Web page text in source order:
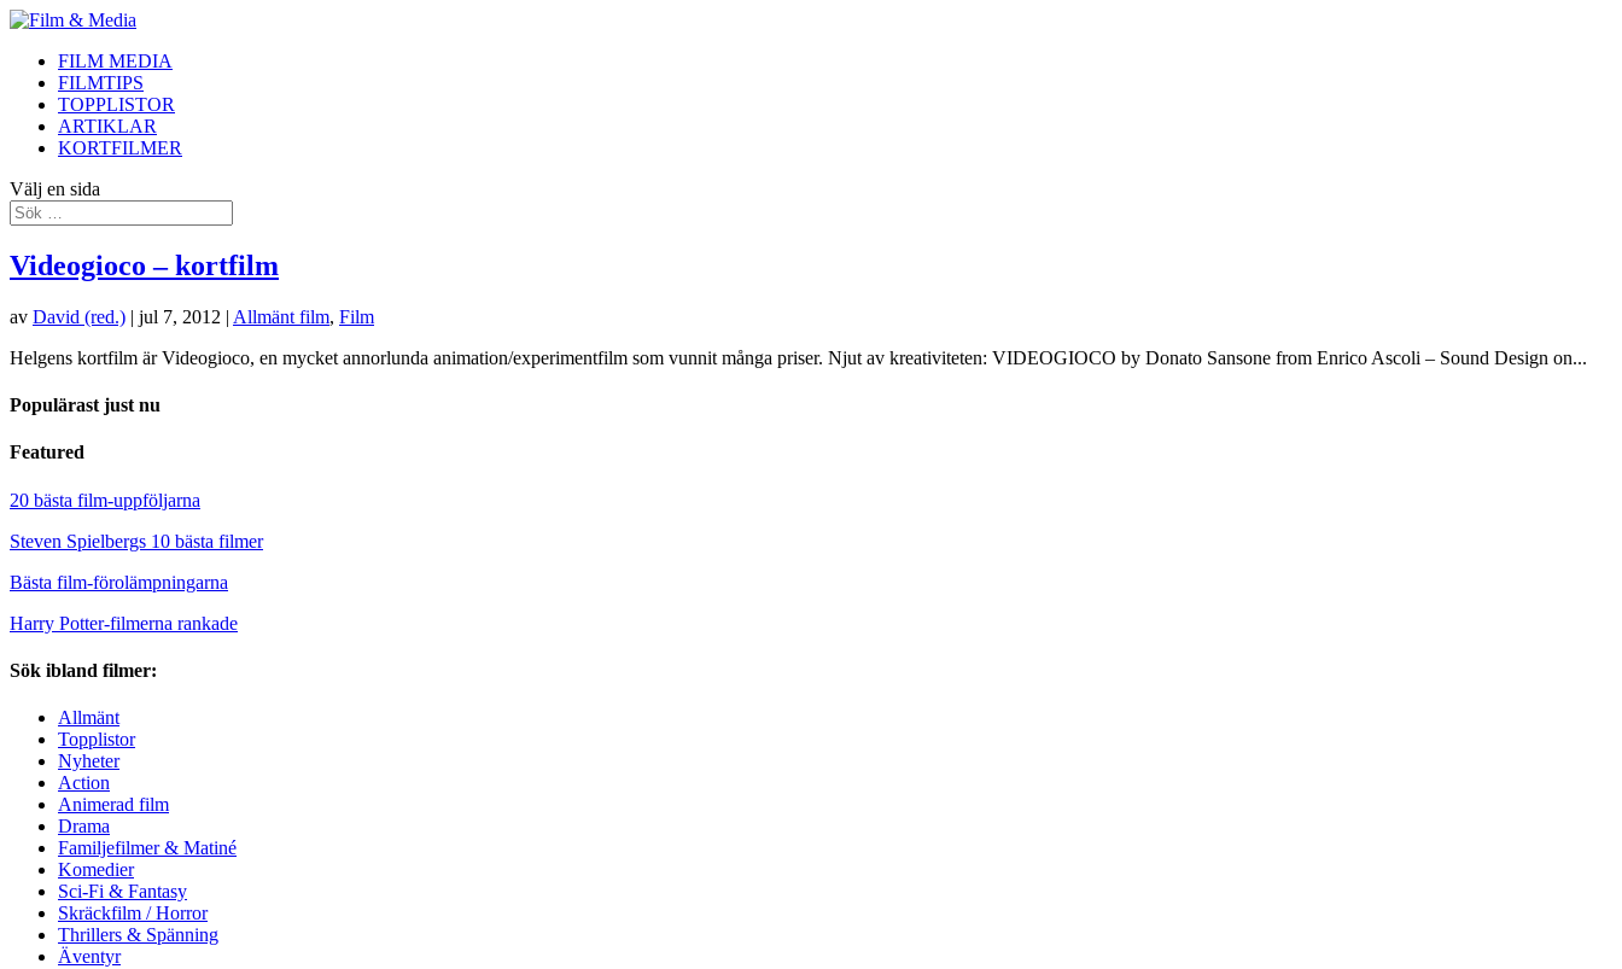
FILM MEDIA
FILMTIPS
TOPPLISTOR
ARTIKLAR
KORTFILMER
Välj en sida
Videogioco – kortfilm
av David (red.) | jul 7, 2012 | Allmänt film, Film
Helgens kortfilm är Videogioco, en mycket annorlunda animation/experimentfilm som vunnit många priser. Njut av kreativiteten: VIDEOGIOCO by Donato Sansone from Enrico Ascoli – Sound Design on...
Populärast just nu
Featured
20 bästa film-uppföljarna
Steven Spielbergs 10 bästa filmer
Bästa film-förolämpningarna
Harry Potter-filmerna rankade
Sök ibland filmer:
Allmänt
Topplistor
Nyheter
Action
Animerad film
Drama
Familjefilmer & Matiné
Komedier
Sci-Fi & Fantasy
Skräckfilm / Horror
Thrillers & Spänning
Äventyr